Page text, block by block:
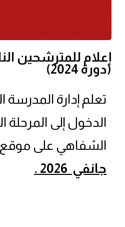
إعلام للمترشحين
(دورة 2024)
تعلم إدارة المدرسة
الشفاهي على موقع
جانفي 2026 .